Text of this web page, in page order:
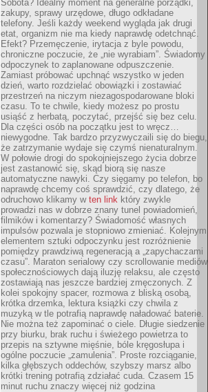
Sobota? Idealny moment na generalne porządki,
zakupy, sprawy urzędowe, długo odkładane
telefony. Jeśli każdy weekend wygląda jak drugi
etat, organizm nie ma kiedy naprawdę odetchnąć.
Efekt? Przemęczenie, irytacja z byle powodu,
chroniczne poczucie, że „nie wyrabiam”. Świadomy
odpoczynek to zaplanowane odpuszczenie.
Zamiast próbować upchnąć wszystko w jeden
dzień, warto rozdzielać obowiązki i zostawiać
przestrzeń na niczym niezagospodarowane bloki
czasu. To te chwile, kiedy możesz po prostu
usiąść z herbatą, poczytać, przejść się bez celu.
Dla części osób na początku jest to wręcz…
niewygodne. Tak bardzo przyzwyczaili się do biegu,
że zatrzymanie wydaje się czymś nienaturalnym.
W połowie drogi do spokojniejszego życia dobrze
jest zastanowić się, skąd biorą się nasze
automatyczne nawyki. Czy sięgamy po telefon, bo
naprawdę chcemy coś sprawdzić, czy dlatego, że
odruchowo klikamy w ten link który zwykle
prowadzi nas w dobrze znany tunel powiadomień,
filmików i komentarzy? Świadomość własnych
impulsów pozwala je stopniowo zmieniać. Kolejnym
elementem sztuki odpoczynku jest rozróżnienie
pomiędzy prawdziwą regeneracją a „zapychaczami
czasu”. Maraton serialowy czy scrollowanie mediów
społecznościowych dają iluzję relaksu, ale często
zostawiają nas jeszcze bardziej zmęczonych. Z
kolei spokojny spacer, rozmowa z bliską osobą,
krótka drzemka, lektura książki czy chwila z
muzyką w tle potrafią naprawdę naładować baterie.
Nie można też zapominać o ciele. Długie siedzenie
przy biurku, brak ruchu i świeżego powietrza to
przepis na sztywne mięśnie, bóle kręgosłupa i
ogólne poczucie „zamulenia”. Proste rozciąganie,
kilka głębszych oddechów, szybszy marsz albo
krótki trening potrafią zdziałać cuda. Czasem 15
minut ruchu znaczy więcej niż godzina